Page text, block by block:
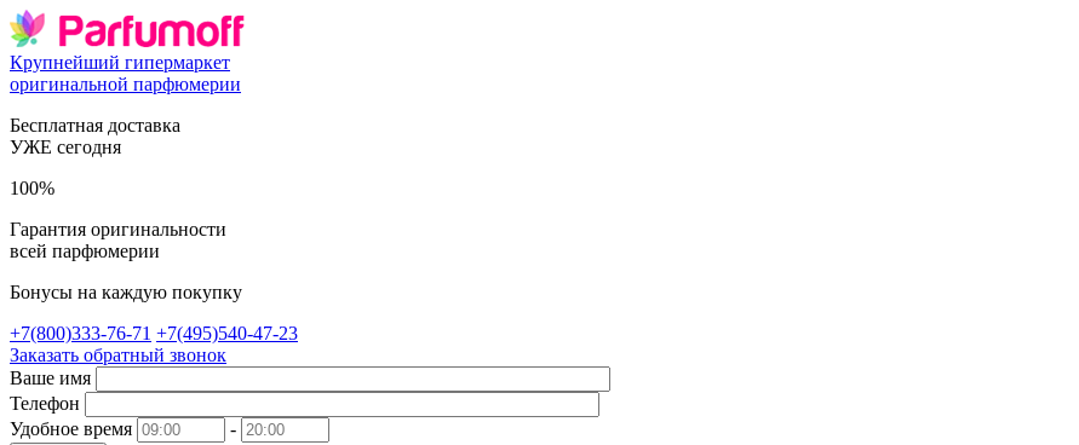
Крупнейший гипермаркет
оригинальной парфюмерии
Бесплатная доставка
УЖЕ сегодня
100%
Гарантия оригинальности
всей парфюмерии
Бонусы на каждую покупку
+7(800)333-76-71 +7(495)540-47-23
Заказать обратный звонок
Ваше имя
Телефон
Удобное время
-